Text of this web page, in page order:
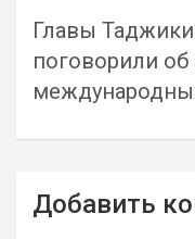
Главы
поговорили об
Навигация
по
Добавить